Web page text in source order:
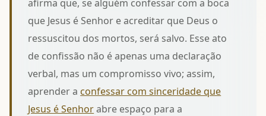
afirma que, se alguém confessar com a boca
que Jesus é Senhor e acreditar que Deus o
ressuscitou dos mortos, será salvo. Esse ato
de confissão não é apenas uma declaração
verbal, mas um compromisso vivo; assim,
aprender a confessar com sinceridade que
Jesus é Senhorabre espaço para a